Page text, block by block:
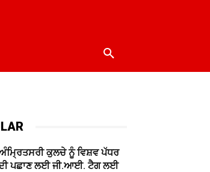
ਕੁਲਚੇ ਨੂੰ ਵਿਸ਼ਵ ਪੱਧਰ
ਪਛਾਣ ਲਈ ਜੀ.ਆਈ. ਟੈਗ ਲਈ